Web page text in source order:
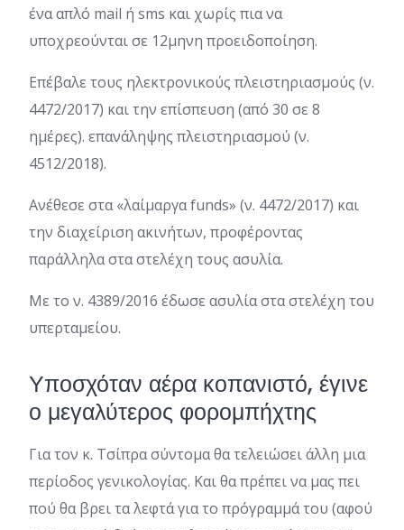
ένα απλό mail ή sms και χωρίς πια να
υποχρεούνται σε 12μηνη προειδοποίηση.
Επέβαλε τους ηλεκτρονικούς πλειστηριασμούς (ν.
4472/2017) και την επίσπευση (από 30 σε 8
ημέρες). επανάληψης πλειστηριασμού (ν.
4512/2018).
Ανέθεσε στα «λαίμαργα funds» (ν. 4472/2017) και
την διαχείριση ακινήτων, προφέροντας
παράλληλα στα στελέχη τους ασυλία.
Με το ν. 4389/2016 έδωσε ασυλία στα στελέχη του
υπερταμείου.
Υποσχόταν αέρα κοπανιστό, έγινε
ο μεγαλύτερος φορομπήχτης
Για τον κ. Τσίπρα σύντομα θα τελειώσει άλλη μια
περίοδος γενικολογίας. Και θα πρέπει να μας πει
πού θα βρει τα λεφτά για το πρόγραμμά του (αφού